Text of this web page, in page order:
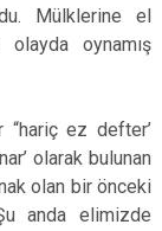
Mülklerine el
olayda oynamış
“hariç ez defter’
olarak bulunan
olan bir önceki
anda elimizde